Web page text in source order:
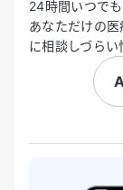
24時間いつで
あなただけの
に相談しづら